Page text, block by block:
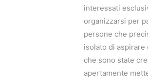
interessati
organizzarsi per
persone che
isolato di aspirare
che sono state
apertamente